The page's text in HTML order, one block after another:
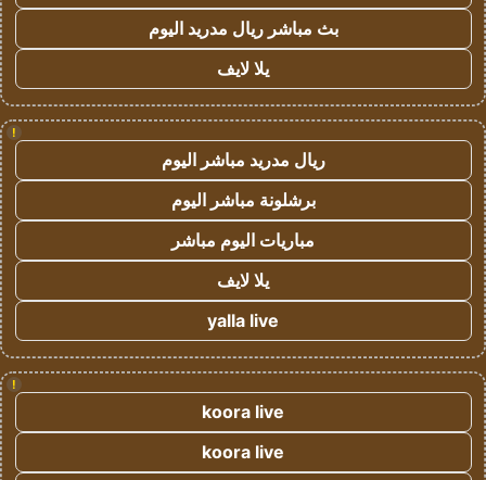
بث مباشر ريال مدريد اليوم
يلا لايف
!
ريال مدريد مباشر اليوم
برشلونة مباشر اليوم
مباريات اليوم مباشر
يلا لايف
yalla live
!
koora live
koora live